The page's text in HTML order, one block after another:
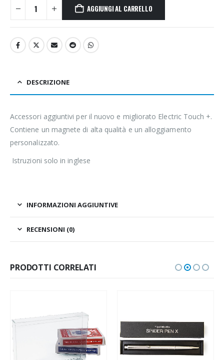
AGGIUNGI AL CARRELLO
DESCRIZIONE
Accessori aggiuntivi per il nuovo e migliorato Electric Touch +.
Contiene un magnete di alta qualità e un alloggiamento
personalizzato.
Istruzioni solo in inglese
INFORMAZIONI AGGIUNTIVE
RECENSIONI (0)
PRODOTTI CORRELATI